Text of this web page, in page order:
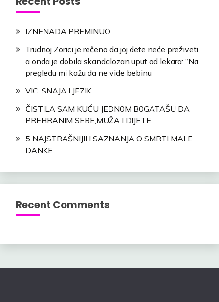
IZNENADA PREMINUO
Trudnoj Zorici je rečeno da joj dete neće preživeti,
a onda je dobila skandalozan uput od lekara: “Na
pregledu mi kažu da ne vide bebinu
VIC: SNAJA I JEZIK
ČISTILA SAM KUĆU JEDN0M B0GATAŠU DA
PREHRANIM SEBE,MUŽA I DIJETE..
5 NAJSTRAŠNIJIH SAZNANJA O SMRTI MALE
DANKE
Recent Comments